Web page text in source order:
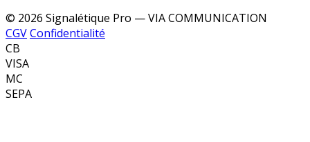
© 2026 Signalétique Pro — VIA COMMUNICATION
CGVConfidentialité
CB
VISA
MC
SEPA